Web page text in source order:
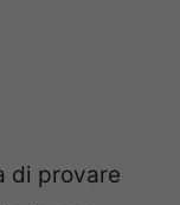
di provare